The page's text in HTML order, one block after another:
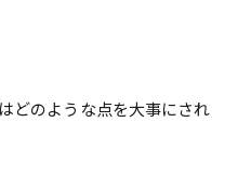
どのような点を大事にされ